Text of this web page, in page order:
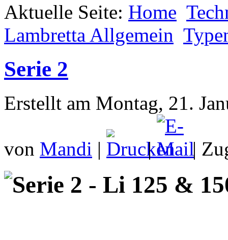
Aktuelle Seite: Home
Lambretta Allgemein
Serie 2
Erstellt am Montag, 21.
von Mandi | | |
Serie 2 - Li 125 &